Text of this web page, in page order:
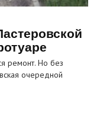
ремонт. Но без
очередной